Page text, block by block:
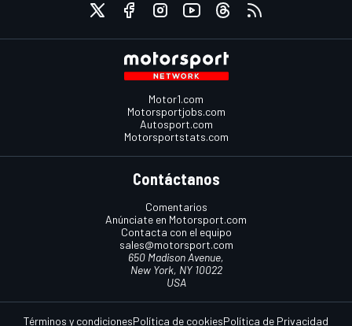
Motor1.com
Motorsportjobs.com
Autosport.com
Motorsportstats.com
Contáctanos
Comentarios
Anúnciate en Motorsport.com
Contacta con el equipo
sales@motorsport.com
650 Madison Avenue,
New York, NY 10022
USA
Términos y condicionesPolítica de cookiesPolítica de Privacidad